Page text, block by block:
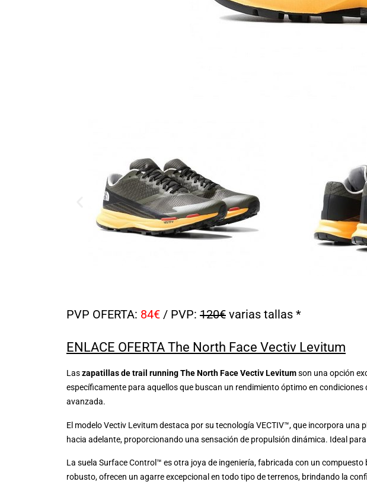
PVP OFERTA: 84€ / PVP: 120€ varias tallas *
ENLACE OFERTA The North Face Vectiv Levitum
Laszapatillas de trail running The North Face Vectiv Levitumson una opción
específicamente para aquellos que buscan un rendimiento óptimo en
avanzada.
El modelo Vectiv Levitum destaca por su tecnología VECTIV™, que incorpora
hacia adelante, proporcionando una sensación de propulsión dinámica. Ideal
La suela Surface Control™ es otra joya de ingeniería, fabricada con un
robusto, ofrecen un agarre excepcional en todo tipo de terrenos, brindando la